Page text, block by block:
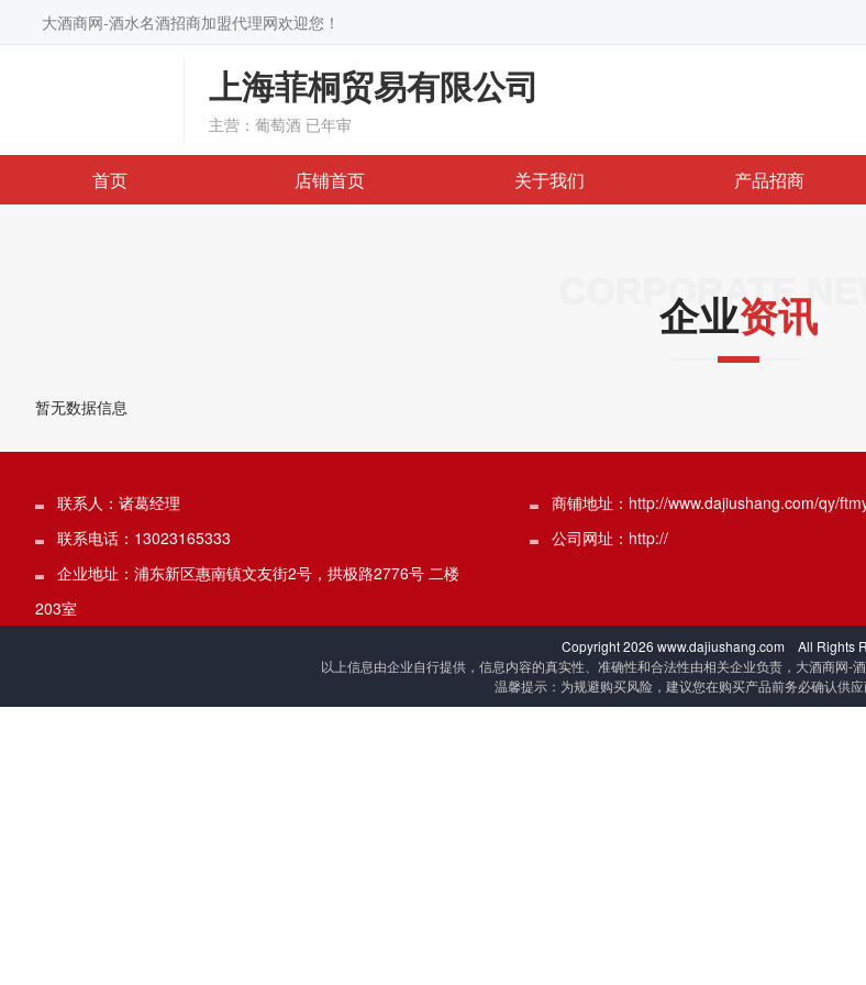
大酒商网-酒水名酒招商加盟代理网欢迎您！
上海菲桐贸易有限公司
主营：葡萄酒 已年审
首页 店铺首页 关于我们 产品招商
CORPORATE
企业资讯
暂无数据信息
联系人：诸葛经理
联系电话：13023165333
企业地址：浦东新区惠南镇文友街2号，拱极路2776号 二楼
203室
商铺地址：http://www.dajiushang.com/qy/
公司网址：http://
Copyright2026 www.dajiushang.com All Rights
以上信息由企业自行提供，信息内容的真实性、准确性和合法性由相关企业负责，大酒商网-
温馨提示：为规避购买风险，建议您在购买产品前务必确认供应